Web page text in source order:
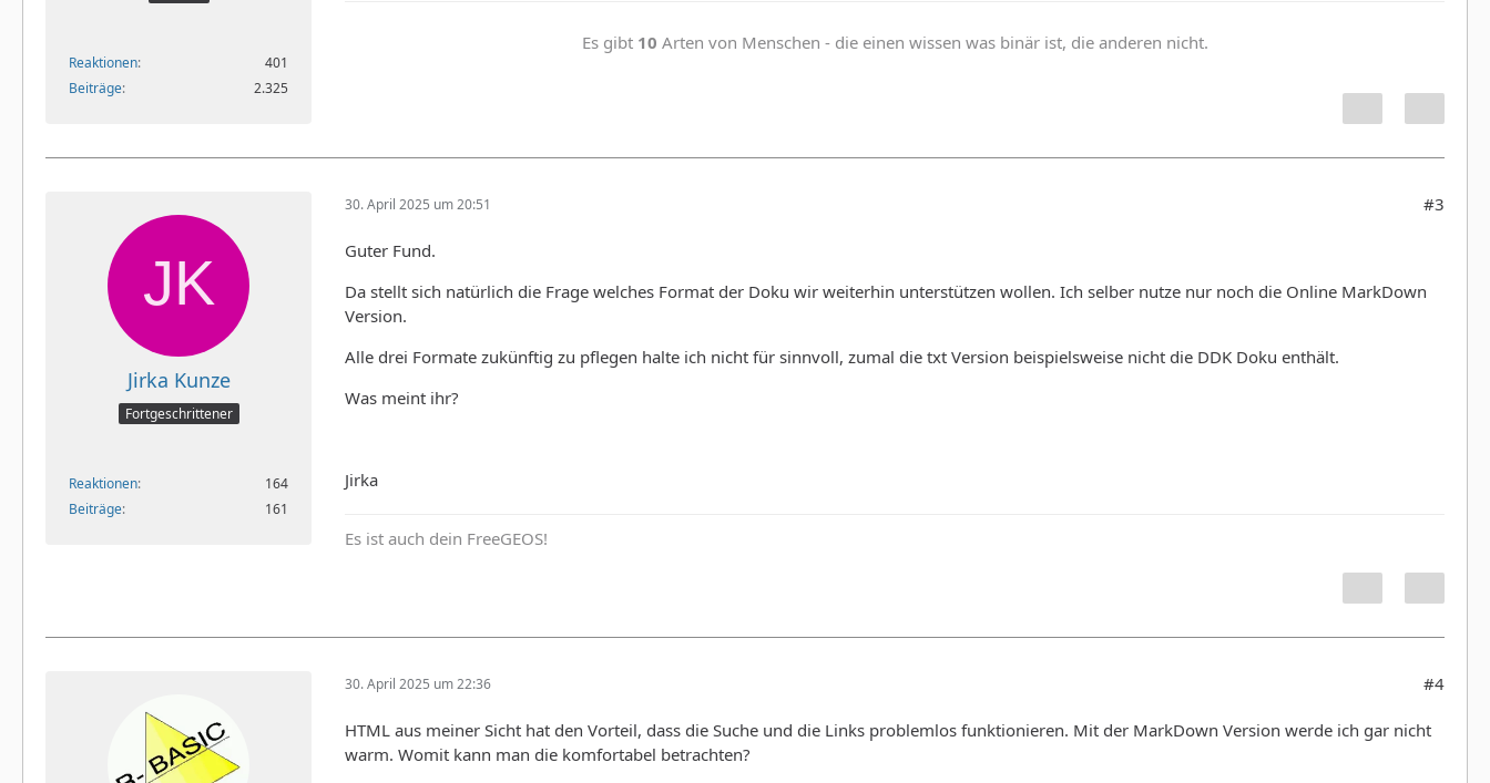
Reaktionen
401
Beiträge
2.325
Es gibt 10 Arten von Menschen - die einen wissen was binär ist, die anderen nicht.
Jirka Kunze
Fortgeschrittener
Reaktionen
164
Beiträge
161
30. April 2025 um 20:51 #3
Guter Fund.
Da stellt sich natürlich die Frage welches Format der Doku wir weiterhin unterstützen wollen. Ich selber nutze nur noch die Online MarkDown
Version.
Alle drei Formate zukünftig zu pflegen halte ich nicht für sinnvoll, zumal die txt Version beispielsweise nicht die DDK Doku enthält.
Was meint ihr?
Jirka
Es ist auch dein FreeGEOS!
30. April 2025 um 22:36 #4
HTML aus meiner Sicht hat den Vorteil, dass die Suche und die Links problemlos funktionieren. Mit der MarkDown Version werde ich gar nicht
warm. Womit kann man die komfortabel betrachten?